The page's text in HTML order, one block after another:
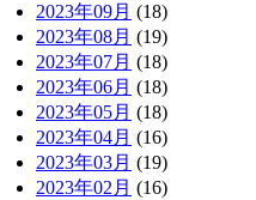
2023年09月 (18)
2023年08月 (19)
2023年07月 (18)
2023年06月 (18)
2023年05月 (18)
2023年04月 (16)
2023年03月 (19)
2023年02月 (16)